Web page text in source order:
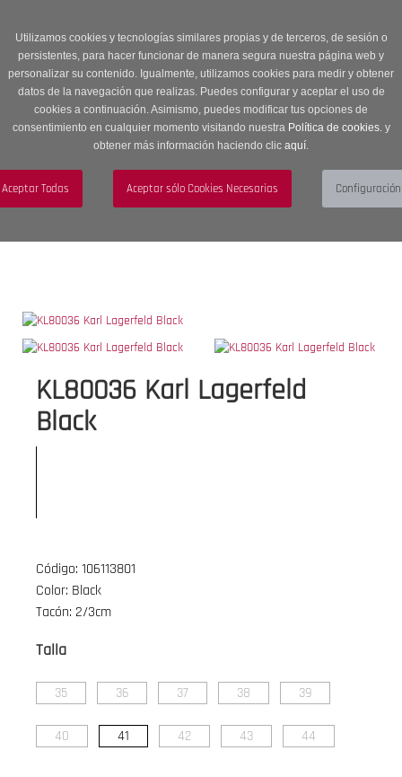
Utilizamos cookies y tecnologías similares propias y de terceros, de sesión o
persistentes, para hacer funcionar de manera segura nuestra página web y
personalizar su contenido. Igualmente, utilizamos cookies para medir y obtener
datos de la navegación que realizas. Puedes configurar y aceptar el uso de
cookies a continuación. Asimismo, puedes modificar tus opciones de
consentimiento en cualquier momento visitando nuestra Política de cookies.y
obtener más información haciendo clic aquí.
descuento en Sección OUTLET con código OUTLET20
navigation
Menú
KL80036 Karl Lagerfeld
Black
Código: 106113801
Color: Black
Tacón: 2/3cm
Talla
35 36 37 38 39
40 41 42 43 44